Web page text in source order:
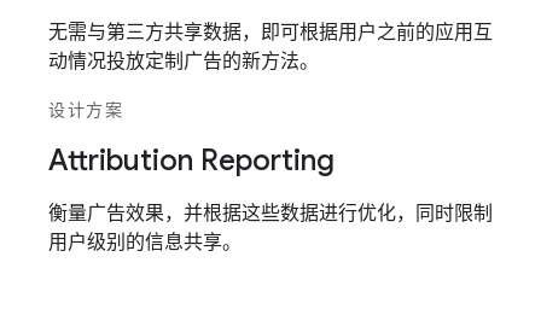
无需与第三方共享数据，即可根据用户之前的应用互
动情况投放定制广告的新方法。
设计方案
Attribution Reporting
衡量广告效果，并根据这些数据进行优化，同时限制
用户级别的信息共享。